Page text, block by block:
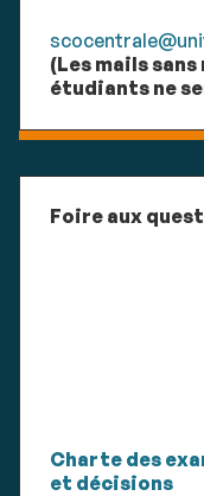
(Les mails sans
étudiants ne
Foire aux
Charte des
et décisions